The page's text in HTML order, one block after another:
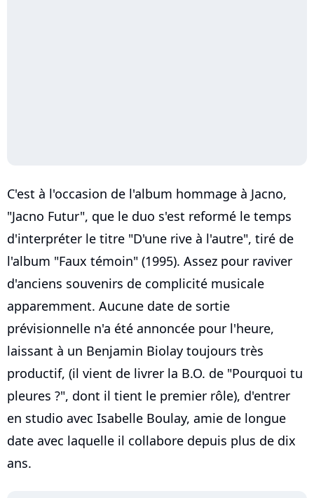
C'est à l'occasion de l'album hommage à Jacno,
"Jacno Futur", que le duo s'est reformé le temps
d'interpréter le titre "D'une rive à l'autre", tiré de
l'album "Faux témoin" (1995). Assez pour raviver
d'anciens souvenirs de complicité musicale
apparemment. Aucune date de sortie
prévisionnelle n'a été annoncée pour l'heure,
laissant à un Benjamin Biolay toujours très
productif, (il vient de livrer la B.O. de "Pourquoi tu
pleures ?", dont il tient le premier rôle), d'entrer
en studio avec Isabelle Boulay, amie de longue
date avec laquelle il collabore depuis plus de dix
ans.